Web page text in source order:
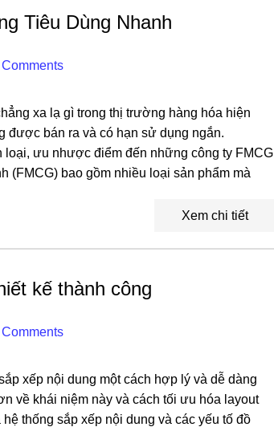
Tiêu Dùng Nhanh
xa lạ gì trong thị trường hàng hóa hiện
được bán ra và có hạn sử dụng ngắn.
loại, ưu nhược điểm đến những công ty FMCG
(FMCG) bao gồm nhiều loại sản phẩm mà
Xem chi tiết
kế thành công
xếp nội dung một cách hợp lý và dễ dàng
về khái niệm này và cách tối ưu hóa layout
thống sắp xếp nội dung và các yếu tố đồ